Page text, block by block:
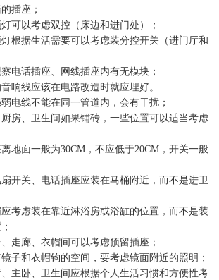
插座；
以考虑双控（床边和进门处）；
据生活需要可以考虑装分控开关（进门厅和
话插座、网线插座内有无模块；
线应该在电路改造时就应埋好。
线不能在同一管道内，会有干扰；
、卫生间如果铺砖，一些位置可以适当考虑
地面一般为30CM ，不应低于20CM ，开关一般
关、电话插座应装在马桶附近，而不是进卫
虑装在靠近淋浴房或浴缸的位置，而不是装
廊、衣帽间可以考虑预留插座；
和衣帽钩的空间，要考虑镜面附近的照明；
卧、卫生间应根据个人生活习惯和方便性考